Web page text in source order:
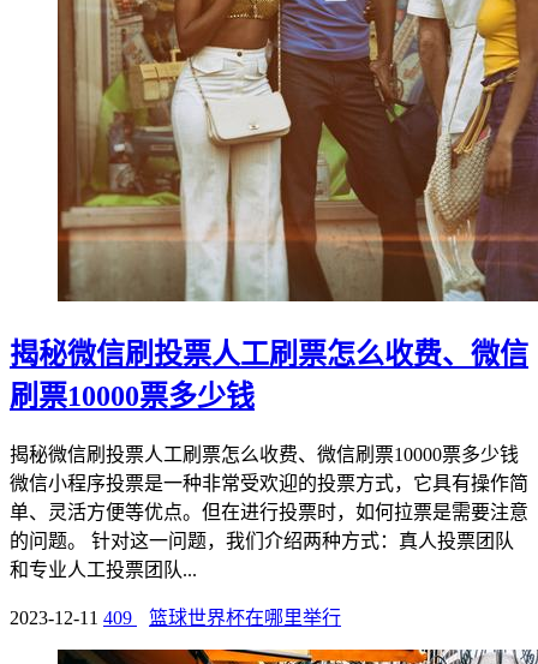
揭秘微信刷投票人工刷票怎么收费、微信
刷票10000票多少钱
揭秘微信刷投票人工刷票怎么收费、微信刷票10000票多少钱
微信小程序投票是一种非常受欢迎的投票方式，它具有操作简
单、灵活方便等优点。但在进行投票时，如何拉票是需要注意
的问题。 针对这一问题，我们介绍两种方式：真人投票团队
和专业人工投票团队...
2023-12-11 409 篮球世界杯在哪里举行